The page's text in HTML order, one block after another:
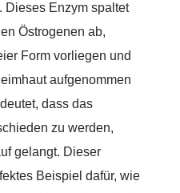
Dieses Enzym spaltet
Östrogenen ab,
Form vorliegen und
aufgenommen
dass das
zu werden,
gelangt. Dieser
Beispiel dafür, wie